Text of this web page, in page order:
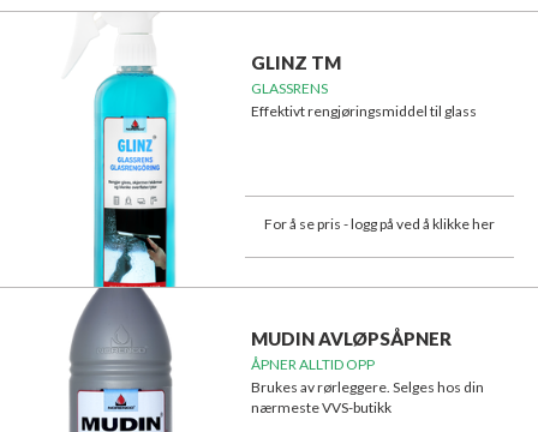
GLINZ TM
GLASSRENS
Effektivt rengjøringsmiddel til glass
For å se pris - logg på ved å klikke her
MUDIN AVLØPSÅPNER
ÅPNER ALLTID OPP
Brukes av rørleggere. Selges hos din
nærmeste VVS-butikk